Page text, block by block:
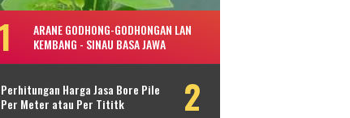
ARANE GODHONG-GODHONGAN LAN
KEMBANG - SINAU BASA JAWA
Perhitungan Harga Jasa Bore Pile
Per Meter atau Per Tititk